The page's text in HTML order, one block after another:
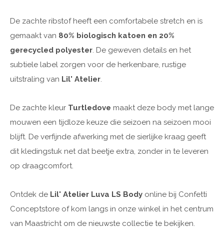
De zachte ribstof heeft een comfortabele stretch en is
gemaakt van 80% biologisch katoen en 20%
gerecycled polyester. De geweven details en het
subtiele label zorgen voor de herkenbare, rustige
uitstraling van Lil' Atelier.
De zachte kleur Turtledove maakt deze body met lange
mouwen een tijdloze keuze die seizoen na seizoen mooi
blijft. De verfijnde afwerking met de sierlijke kraag geeft
dit kledingstuk net dat beetje extra, zonder in te leveren
op draagcomfort.
Ontdek de Lil' Atelier Luva LS Body online bij Confetti
Conceptstore of kom langs in onze winkel in het centrum
van Maastricht om de nieuwste collectie te bekijken.